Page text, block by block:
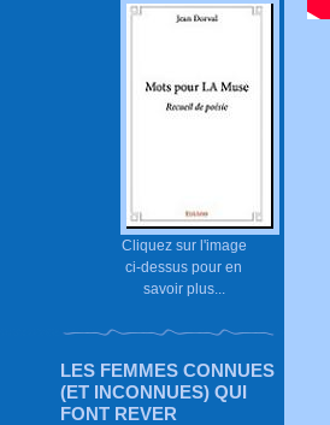
Cliquez sur l'image
ci-dessus pour en
savoir plus...
LES FEMMES CONNUES
(ET INCONNUES) QUI
FONT REVER